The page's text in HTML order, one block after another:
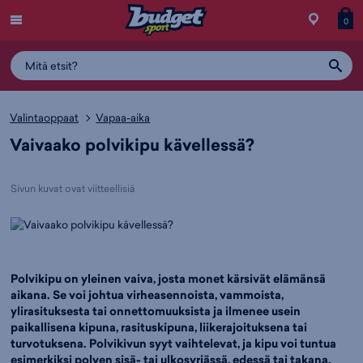
Siirry
0
Valintaoppaat Vapaa-aika
Vaivaako polvikipu kävellessä?
Sivun kuvat ovat viitteellisiä
Polvikipu on yleinen vaiva, josta monet kärsivät elämänsä
aikana. Se voi johtua virheasennoista, vammoista,
ylirasituksesta tai onnettomuuksista ja ilmenee usein
paikallisena kipuna, rasituskipuna, liikerajoituksena tai
turvotuksena. Polvikivun syyt vaihtelevat, ja kipu voi tuntua